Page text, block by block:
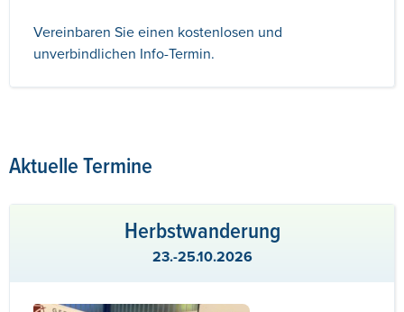
Vereinbaren Sie einen kostenlosen und
unverbindlichen Info-Termin.
Aktuelle Termine
Herbstwanderung
23.-25.10.2026